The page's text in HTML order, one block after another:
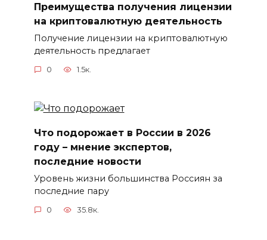
Преимущества получения лицензии
на криптовалютную деятельность
Получение лицензии на криптовалютную
деятельность предлагает
0 1.5к.
Что подорожает в России в 2026
году – мнение экспертов,
последние новости
Уровень жизни большинства Россиян за
последние пару
0 35.8к.